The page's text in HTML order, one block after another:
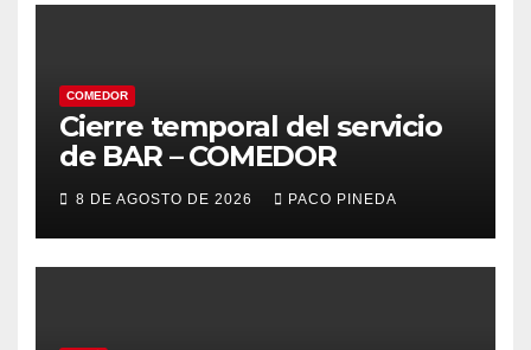
COMEDOR
Cierre temporal del servicio
de BAR – COMEDOR
8 DE AGOSTO DE 2026 PACO PINEDA